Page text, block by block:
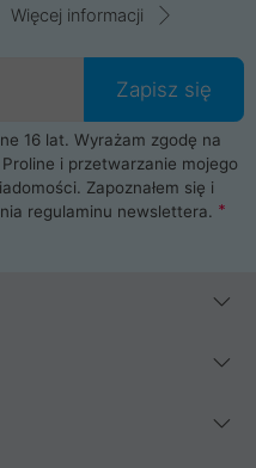
ProLine jest
notebooka albo laptopa w
bezpieczeństwo.
i części komputerowe
płyty główne, pamięci,
pomogą Ci wybrać
obudowę do komputera.
najlepsze na rynku
Xiaomi, Apple, Samsung i
wszystko, możesz
Więcej informacji
Zapisz się
16 lat. Wyrażam zgodę na
i przetwarzanie mojego
Zapoznałem się i
regulaminu newslettera.